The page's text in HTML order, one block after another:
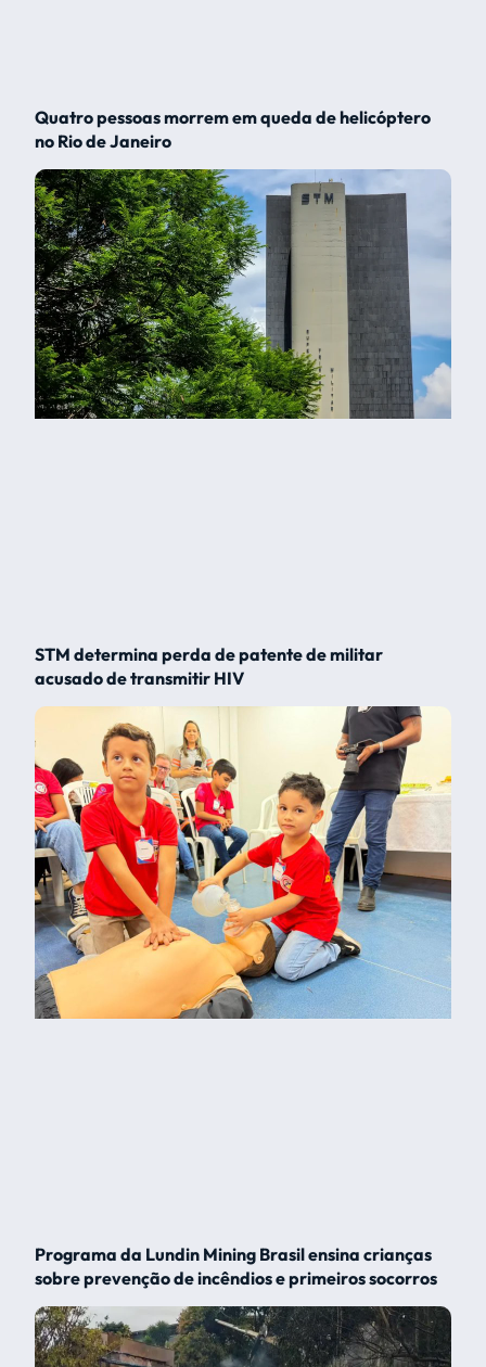
Quatro pessoas morrem em queda de helicóptero
no Rio de Janeiro
STM determina perda de patente de militar
acusado de transmitir HIV
Programa da Lundin Mining Brasil ensina crianças
sobre prevenção de incêndios e primeiros socorros